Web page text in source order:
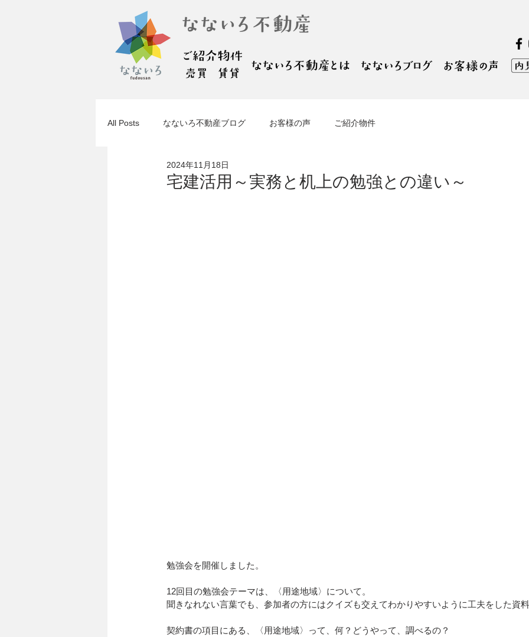
All Posts なないろ不動産ブログ お客様の声 ご紹介物件
宅建活用～実務と机上の勉強との違い～
2024年11月18日
勉強会を開催しました。
12回目の勉強会テーマは、〈用途地域〉について。
聞きなれない言葉でも、参加者の方にはクイズも交えてわかりやすいように工夫をした資料
契約書の項目にある、〈用途地域〉って、何？どうやって、調べるの？